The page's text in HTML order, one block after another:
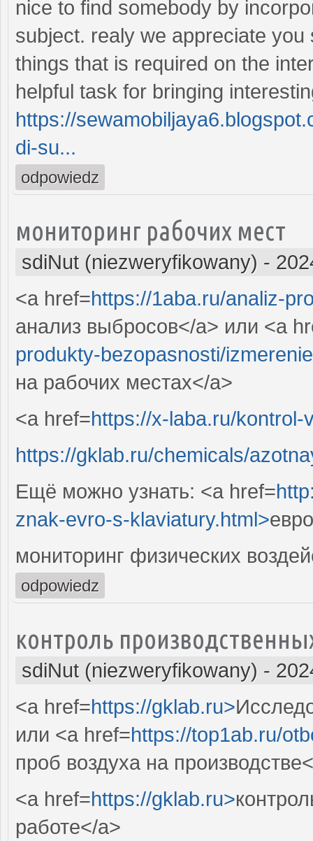
nice to find somebody by
subject. realy we appreciate
things that is required on the
helpful task for bringing
https://
di-su...
odpowiedz
мониторинг рабочих мест
sdiNut (niezweryfikowany) -
<a href=https://1aba.ru/analiz-
анализ выбросов</a> или <a
produkty-bezopasnosti/
на рабочих местах</a>
<a href=https://x-laba.ru/kontrol-
https://gklab.ru/chemicals/
Ещё можно узнать: <a href=
znak-evro-s-klaviatury.html>
мониторинг физических
odpowiedz
контроль
sdiNut (niezweryfikowany) -
<a href=https://gklab.ru>
или <a href=https://top1ab.ru/
проб воздуха на
<a href=https://gklab.ru>
работе</a>